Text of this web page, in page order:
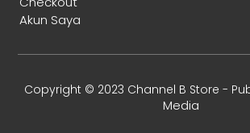
Akun Saya
Copyright © 2023 Channel B Store -
Media